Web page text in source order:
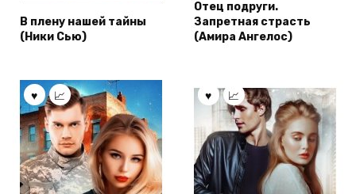
В плену нашей тайны
(Ники Сью)
Отец подруги.
Запретная страсть
(Амира Ангелос)